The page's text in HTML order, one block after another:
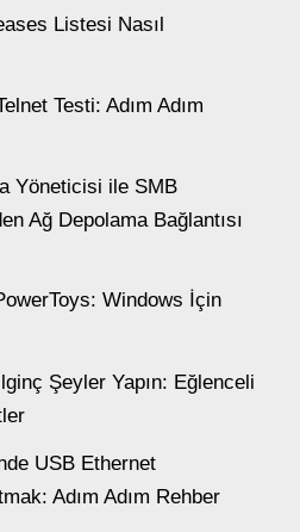
Listesi Nasıl
Testi: Adım Adım
Yöneticisi ile SMB
Ağ Depolama Bağlantısı
Windows İçin
Şeyler Yapın: Eğlenceli
USB Ethernet
Adım Adım Rehber